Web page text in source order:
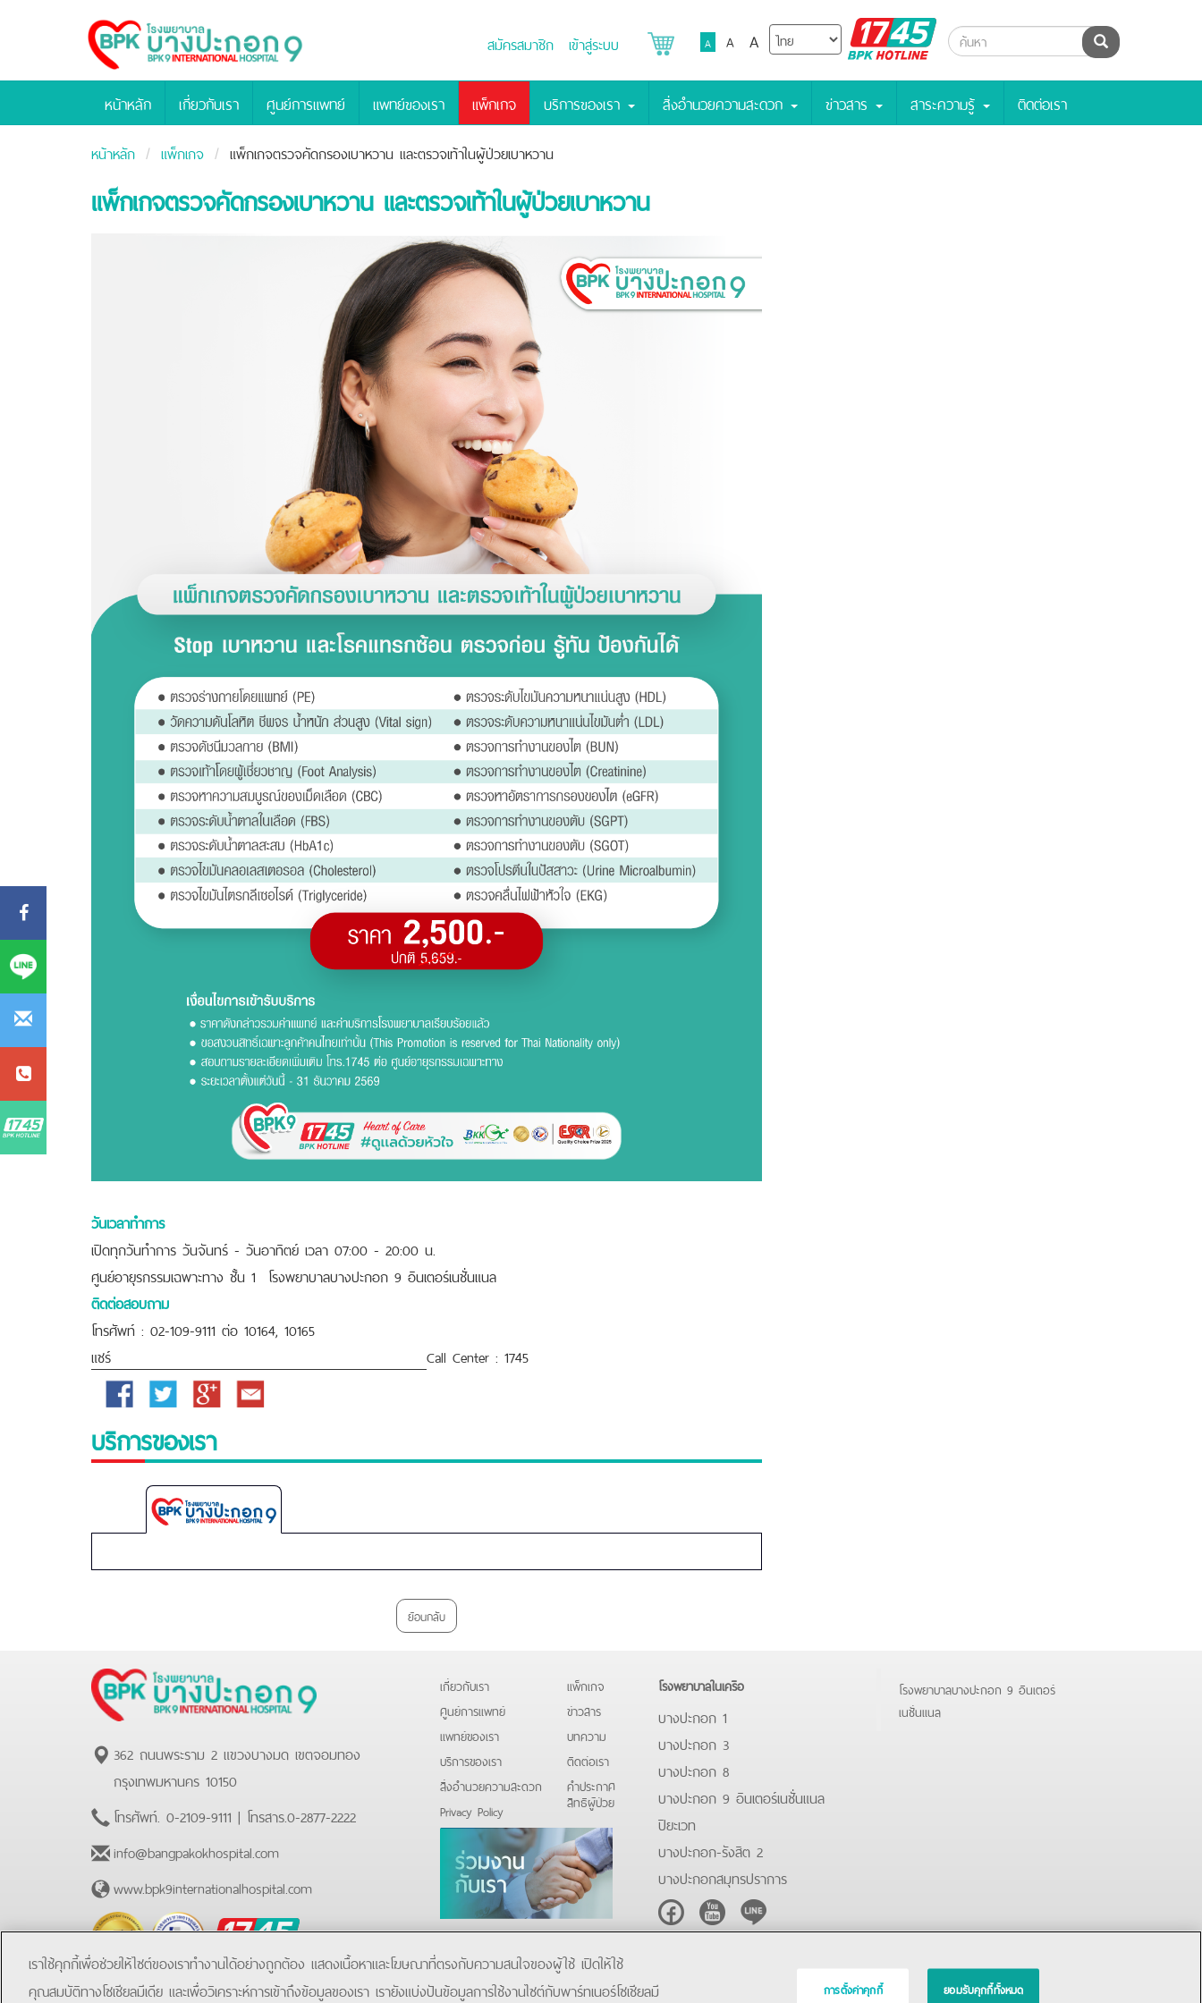
Bangpakok
Hospital
สมัครสมาชิก เข้าสู่ระบบ A A A
BPK
Hotline
ค้นหา
หน้าหลัก เกี่ยวกับเรา ศูนย์การแพทย์ แพทย์ของเรา แพ็กเกจ บริการของเรา สิ่งอำนวยความสะดวก ข่าวสาร สาระความรู้ ติดต่อเรา
หน้าหลัก แพ็กเกจ แพ็กเกจตรวจคัดกรองเบาหวาน และตรวจเท้าในผู้ป่วยเบาหวาน
แพ็กเกจตรวจคัดกรองเบาหวาน และตรวจเท้าในผู้ป่วยเบาหวาน
วันเวลาทำการ
เปิดทุกวันทำการ วันจันทร์ - วันอาทิตย์ เวลา 07:00 - 20:00 น.
ศูนย์อายุรกรรมเฉพาะทาง ชั้น 1 โรงพยาบาลบางปะกอก 9 อินเตอร์เนชั่นแนล
ติดต่อสอบถาม
โทรศัพท์ : 02-109-9111 ต่อ 10164, 10165
Call Center : 1745
แชร์
Facebook Twitter
Google
Email
บริการของเรา
International
ย้อนกลับ
362 ถนนพระราม 2 แขวงบางมด เขตจอมทอง
กรุงเทพมหานคร 10150
โทรศัพท์. 0-2109-9111 | โทรสาร.0-2877-2222
info@bangpakokhospital.com
www.bpk9internationalhospital.com
BPK
Hotline
เกี่ยวกับเรา
ศูนย์การแพทย์
แพทย์ของเรา
บริการของเรา
สิ่งอำนวยความสะดวก
Privacy Policy
แพ็กเกจ
ข่าวสาร
บทความ
ติดต่อเรา
คําประกาศ
สิทธิผู้ป่วย
โรงพยาบาลในเครือ
บางปะกอก 1
บางปะกอก 3
บางปะกอก 8
บางปะกอก 9 อินเตอร์เนชั่นแนล
ปิยะเวท
บางปะกอก-รังสิต 2
บางปะกอกสมุทรปราการ
FacebookYoutubeLine
โรงพยาบาลบางปะกอก 9 อินเตอร์
เนชั่นแนล
เราใช้คุกกี้เพื่อช่วยให้ไซต์ของเราทำงานได้อย่างถูกต้อง แสดงเนื้อหาและโฆษณาที่ตรงกับความสนใจของผู้ใช้ เปิดให้ใช้
คุณสมบัติทางโซเชียลมีเดีย และเพื่อวิเคราะห์การเข้าถึงข้อมูลของเรา เรายังแบ่งปันข้อมูลการใช้งานไซต์กับพาร์ทเนอร์โซเชียลมี
การตั้งค่าคุกกี้ ยอมรับคุกกี้ทั้งหมด